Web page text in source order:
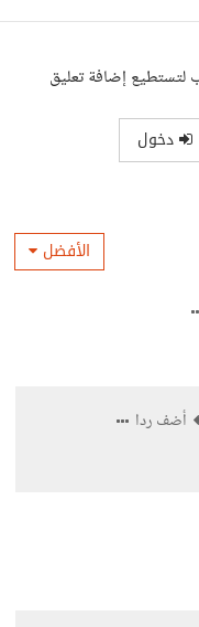
إضافة تعليق
دخول
الأفضل
أضف ردا